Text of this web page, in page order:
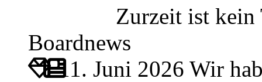
Zurzeit ist
Boardnews
11. Juni 2026 Wir